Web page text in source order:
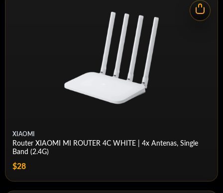
XIAOMI
Router XIAOMI MI ROUTER 4C WHITE | 4x Antenas, Single
Band (2.4G)
$28